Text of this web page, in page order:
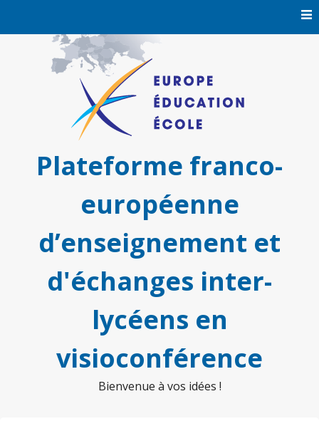
Plateforme franco-
européenne
d’enseignement et
d'échanges inter-
lycéens en
visioconférence
Bienvenue à vos idées !